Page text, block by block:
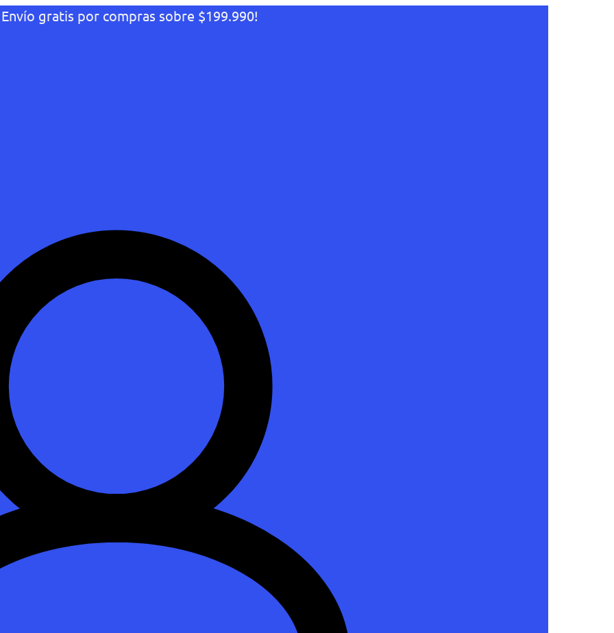
gratis por compras sobre $199.990!